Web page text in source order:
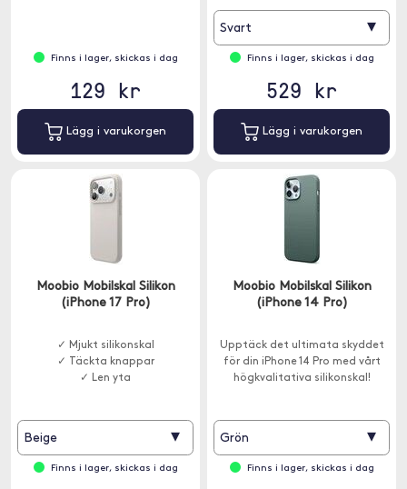
Finns i lager, skickas i dag
129 kr
Lägg i varukorgen
Svart ▾
Finns i lager, skickas i dag
529 kr
Lägg i varukorgen
Moobio Mobilskal Silikon
(iPhone 17 Pro)
✓ Mjukt silikonskal
✓ Täckta knappar
✓ Len yta
Beige ▾
Finns i lager, skickas i dag
Moobio Mobilskal Silikon
(iPhone 14 Pro)
Upptäck det ultimata skyddet
för din iPhone 14 Pro med vårt
högkvalitativa silikonskal!
Grön ▾
Finns i lager, skickas i dag